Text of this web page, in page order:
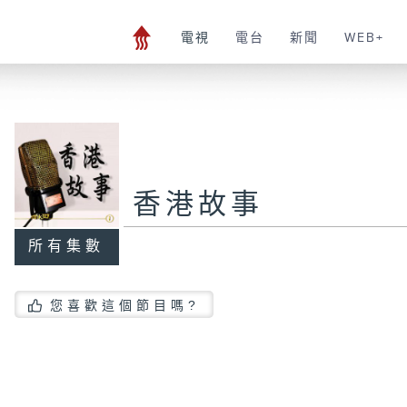
電視 電台 新聞 WEB+
所有集數
香港故事
您喜歡這個節目嗎?